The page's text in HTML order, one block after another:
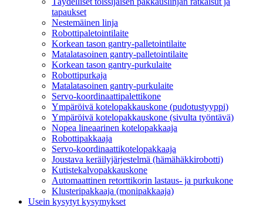
tapaukset
Nestemäinen linja
Robottipaletointilaite
Korkean tason gantry-palletointilaite
Matalatasoinen gantry-palletointilaite
Korkean tason gantry-purkulaite
Robottipurkaja
Matalatasoinen gantry-purkulaite
Servo-koordinaattipalettikone
Ympäröivä kotelopakkauskone (pudotustyyppi)
Ympäröivä kotelopakkauskone (sivulta työntävä)
Nopea lineaarinen kotelopakkaaja
Robottipakkaaja
Servo-koordinaattikotelopakkaaja
Joustava keräilyjärjestelmä (hämähäkkirobotti)
Kutistekalvopakkauskone
Automaattinen retorttikorin lastaus- ja purkukone
Klusteripakkaaja (monipakkaaja)
Usein kysytyt kysymykset